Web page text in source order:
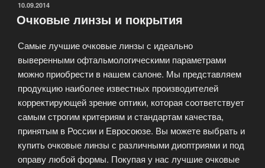
ОПУБЛИКОВАНО
10.09.2014
Очковые линзы и покрытия
Самые лучшие очковые линзы с идеально
выверенными офтальмологическими параметрами
можно приобрести в нашем салоне. Мы представляем
продукцию наиболее известных производителей
корректирующей зрение оптики, которая соответствует
самым строгим критериям и стандартам качества,
принятым в России и Евросоюзе. Вы можете выбрать и
купить очковые линзы с различными диоптриями и под
оправу любой формы. Покупая у нас лучшие очковые